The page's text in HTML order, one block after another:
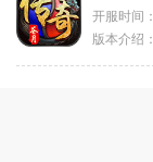
开服时间：
版本介绍：